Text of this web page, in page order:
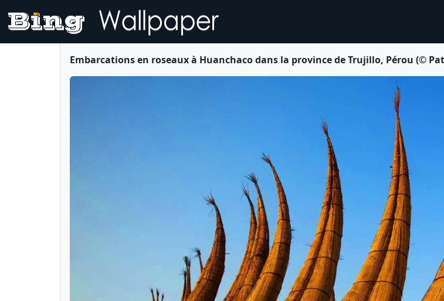
Embarcations en roseaux à Huanchaco dans la province de Trujillo, Pérou (©